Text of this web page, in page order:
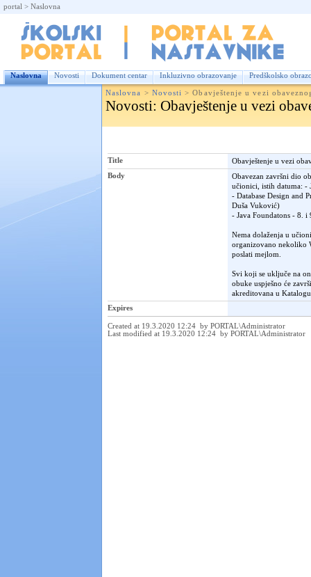
portal > Naslovna
Naslovna Novosti Dokument centar Inkluzivno obrazovanje Predškolsko
Naslovna > Novosti >Obavještenje u vezi
Novosti: Obavještenje u vezi
Title
Obavještenje u vezi
Body
Obavezan završni dio
učionici, istih datuma: -
- Database Design and
Duša Vuković)
- Java Foundatons - 8.
Nema dolaženja u
organizovano nekoliko
poslati mejlom.
Svi koji se uključe na
obuke uspješno će
akreditovana u
Expires
Created at 19.3.2020 12:24 by PORTAL\Administrator
Last modified at 19.3.2020 12:24 by PORTAL\Administrator